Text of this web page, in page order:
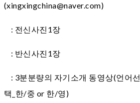
(xingxingchina@naver.com)
: 전신사진1장
: 반신사진1장
: 3분분량의 자기소개 동영상(언어선
택_한/중 or 한/영)